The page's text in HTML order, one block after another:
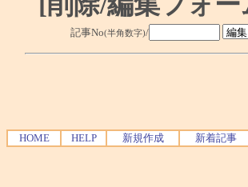
記事No(半角数字)/
HOME HELP 新規作成 新着記事